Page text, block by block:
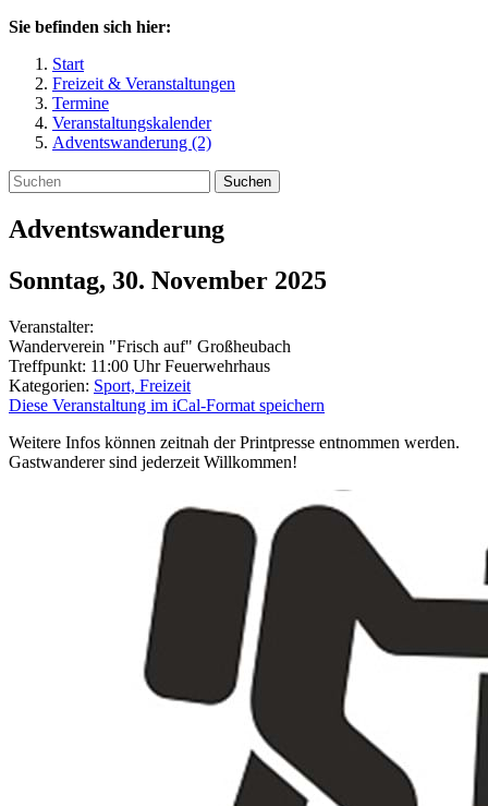
Sie befinden sich hier:
Start
Freizeit & Veranstaltungen
Termine
Veranstaltungskalender
Adventswanderung (2)
Suchen
Adventswanderung
Sonntag, 30. November 2025
Veranstalter:
Wanderverein "Frisch auf" Großheubach
Treffpunkt: 11:00 Uhr Feuerwehrhaus
Kategorien: Sport, Freizeit
Diese Veranstaltung im iCal-Format speichern
Weitere Infos können zeitnah der Printpresse entnommen werden.
Gastwanderer sind jederzeit Willkommen!